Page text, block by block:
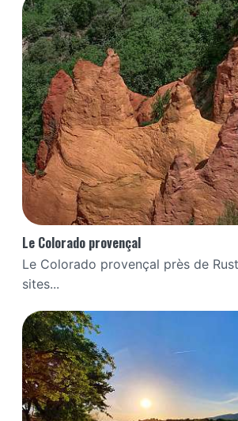
Le Colorado provençal
Le Colorado provençal près de
sites...